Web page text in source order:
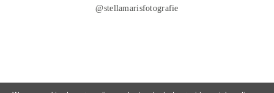
@stellamarisfotografie